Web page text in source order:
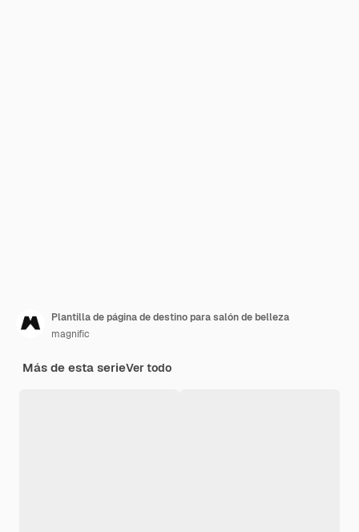
Plantilla de página de destino para salón de belleza
magnific
Más de esta serieVer todo